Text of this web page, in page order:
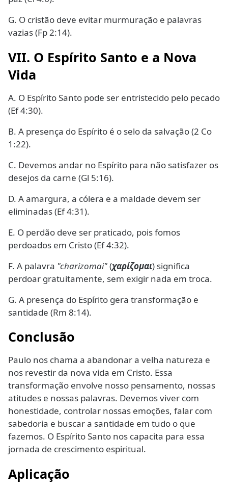
G. O cristão deve evitar murmuração e palavras
vazias (Fp 2:14).
VII. O Espírito Santo e a Nova
Vida
A. O Espírito Santo pode ser entristecido pelo pecado
(Ef 4:30).
B. A presença do Espírito é o selo da salvação (2 Co
1:22).
C. Devemos andar no Espírito para não satisfazer os
desejos da carne (Gl 5:16).
D. A amargura, a cólera e a maldade devem ser
eliminadas (Ef 4:31).
E. O perdão deve ser praticado, pois fomos
perdoados em Cristo (Ef 4:32).
F. A palavra "charizomai"(χαρίζομαι) significa
perdoar gratuitamente, sem exigir nada em troca.
G. A presença do Espírito gera transformação e
santidade (Rm 8:14).
Conclusão
Paulo nos chama a abandonar a velha natureza e
nos revestir da nova vida em Cristo. Essa
transformação envolve nosso pensamento, nossas
atitudes e nossas palavras. Devemos viver com
honestidade, controlar nossas emoções, falar com
sabedoria e buscar a santidade em tudo o que
fazemos. O Espírito Santo nos capacita para essa
jornada de crescimento espiritual.
Aplicação